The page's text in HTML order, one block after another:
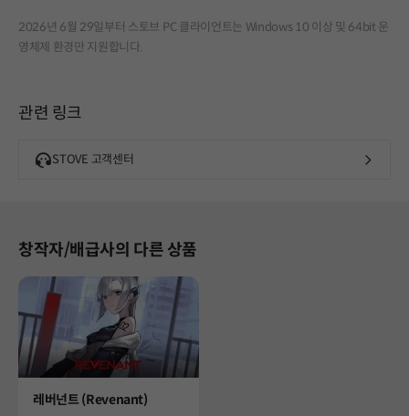
2026년 6월 29일부터 스토브 PC 클라이언트는 Windows 10 이상 및 64bit 운
영체제 환경만 지원합니다.
관련 링크
STOVE 고객센터
창작자/배급사의 다른 상품
Product
레버넌트 (Revenant)